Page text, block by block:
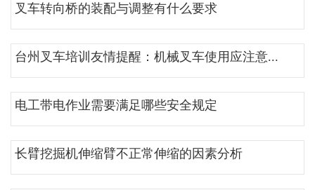
叉车转向桥的装配与调整有什么要求
台州叉车培训友情提醒：机械叉车使用应注意...
电工带电作业需要满足哪些安全规定
长臂挖掘机伸缩臂不正常伸缩的因素分析